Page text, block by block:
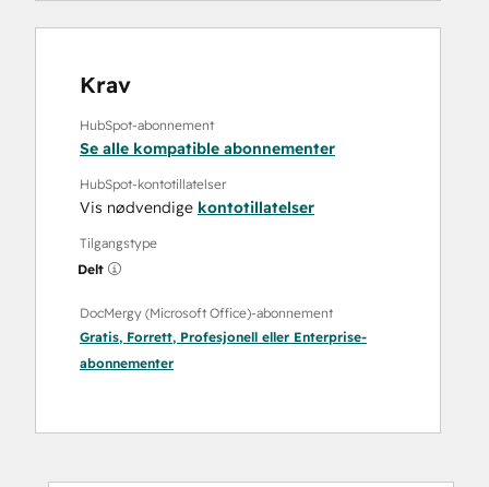
Krav
HubSpot-abonnement
Se alle kompatible abonnementer
HubSpot-kontotillatelser
Vis nødvendige kontotillatelser
Tilgangstype
Delt
DocMergy (Microsoft Office)-abonnement
Gratis, Forrett, Profesjonell eller Enterprise-
abonnementer